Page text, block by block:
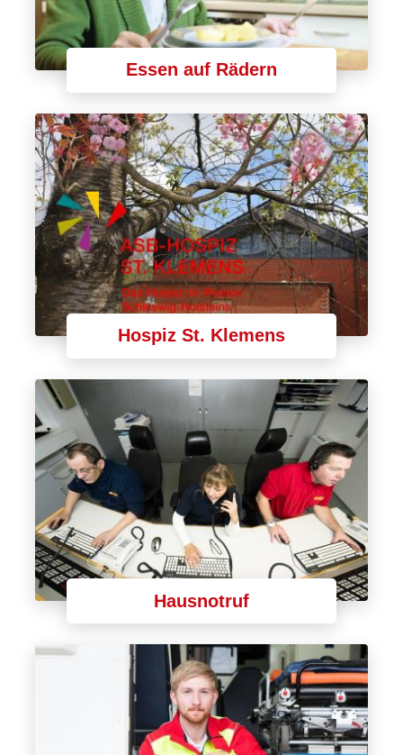
Essen auf Rädern
Hospiz St. Klemens
Hausnotruf